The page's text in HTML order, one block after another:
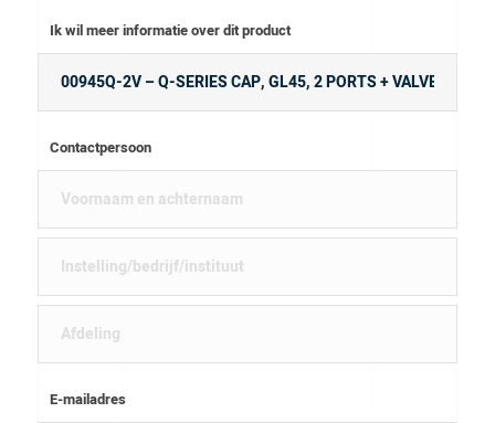
Ik wil meer informatie over dit product
Contactpersoon
E-mailadres